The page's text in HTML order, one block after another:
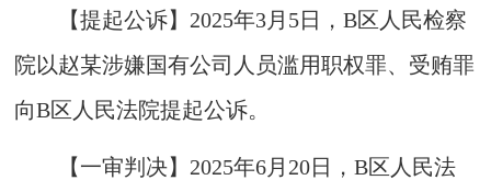
【提起公诉】2025年3月5日，B区人民检察
院以赵某涉嫌国有公司人员滥用职权罪、受贿罪
向B区人民法院提起公诉。
【一审判决】2025年6月20日，B区人民法